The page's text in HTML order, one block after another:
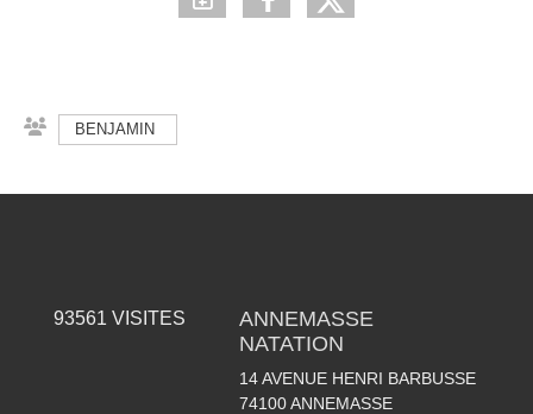
BENJAMIN
93561 VISITES
ANNEMASSE
NATATION
14 AVENUE HENRI BARBUSSE
74100 ANNEMASSE